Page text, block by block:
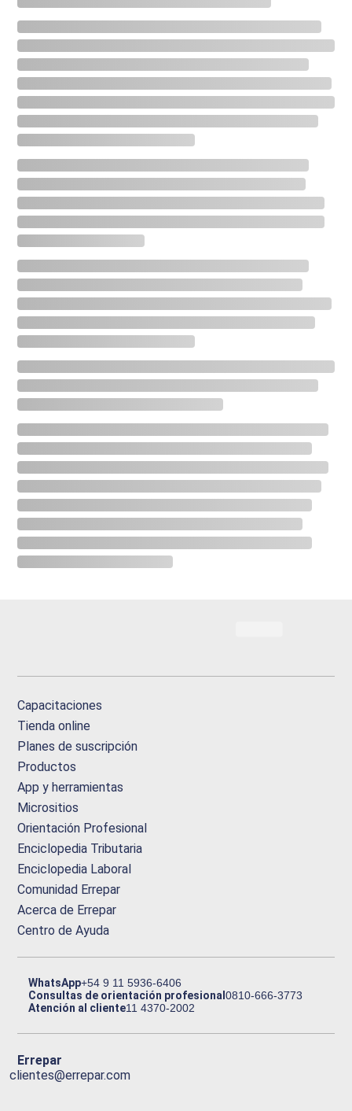
Capacitaciones
Tienda online
Planes de suscripción
Productos
App y herramientas
Micrositios
Orientación Profesional
Enciclopedia Tributaria
Enciclopedia Laboral
Comunidad Errepar
Acerca de Errepar
Centro de Ayuda
WhatsApp+54 9 11 5936-6406
Consultas de orientación profesional0810-666-3773
Atención al cliente11 4370-2002
Errepar
clientes@errepar.com